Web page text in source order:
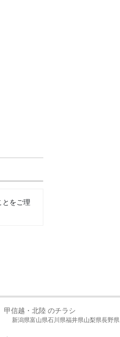
とをご理
甲信越・北陸 のチラシ
新潟県富山県石川県福井県山梨県長野県